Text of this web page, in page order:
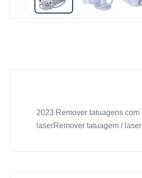
2023 Remover tatuagens
laserRemover tatuagem /